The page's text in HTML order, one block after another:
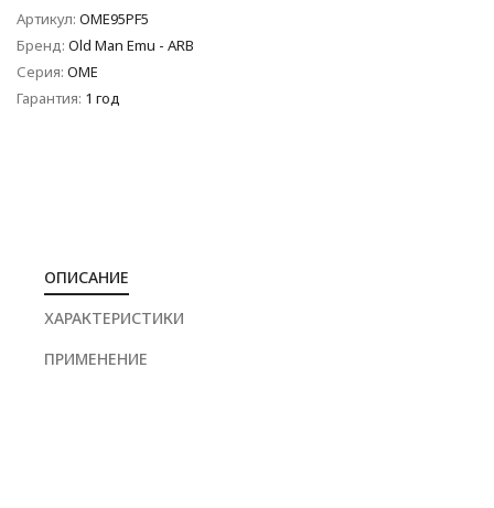
Артикул: OME95PF5
Бренд: Old Man Emu - ARB
Серия: OME
Гарантия: 1 год
ОПИСАНИЕ
ХАРАКТЕРИСТИКИ
ПРИМЕНЕНИЕ